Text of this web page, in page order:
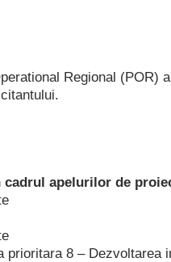
Regional (POR)
apelurilor de
prioritara 8 – Dezvoltarea